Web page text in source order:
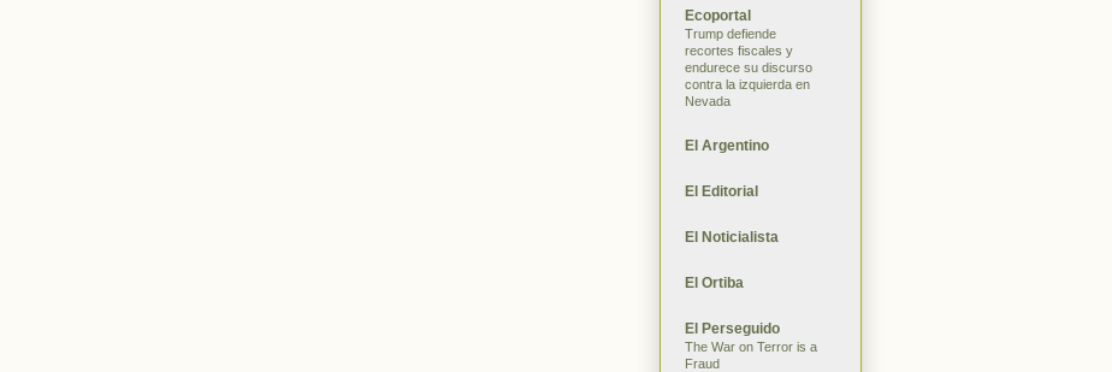
Ecoportal
Trump defiende
recortes fiscales y
endurece su discurso
contra la izquierda en
Nevada
El Argentino
El Editorial
El Noticialista
El Ortiba
El Perseguido
The War on Terror is a
Fraud